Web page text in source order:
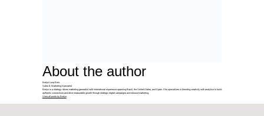
About the author
Evelyn Luna Reis
Sales & Marketing Specialist
Evelyn is a strategy-driven marketing generalist with international experience spanning Brazil, the United States, and Spain. She specializes in blending creativity with analytics to build
authentic connections and drive measurable growth through strategic digital campaigns and inbound marketing.
View all posts by Evelyn